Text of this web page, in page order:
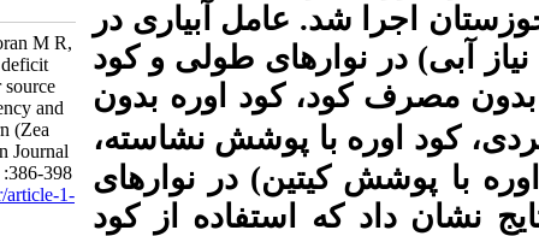
آبیاری در
نوارهای طولی و کود
اوره بدون
پوشش نشاسته،
در نوارهای
از کود
Farid N, Siadat S A, Ghalamboran M R,
Moradi Telavat M R. Effect of deficit
irrigation and nitrogen fertilizer source
on earyield, nitrogen use efficiency and
water productivity in sweet corn (Zea
mays L. cv. Saccharata). Iranian Journal
of Crop Sciences. 2020; 21 (4) :386-398
URL:http://agrobreedjournal.ir/article-1-
1083-fa.html